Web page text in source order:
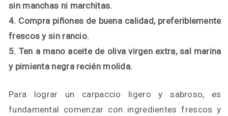
sin manchas ni marchitas.
4. Compra piñones de buena calidad, preferiblemente
frescos y sin rancio.
5. Ten a mano aceite de oliva virgen extra, sal marina
y pimienta negra recién molida.
Para lograr un carpaccio ligero y sabroso, es
fundamental comenzar con ingredientes frescos y